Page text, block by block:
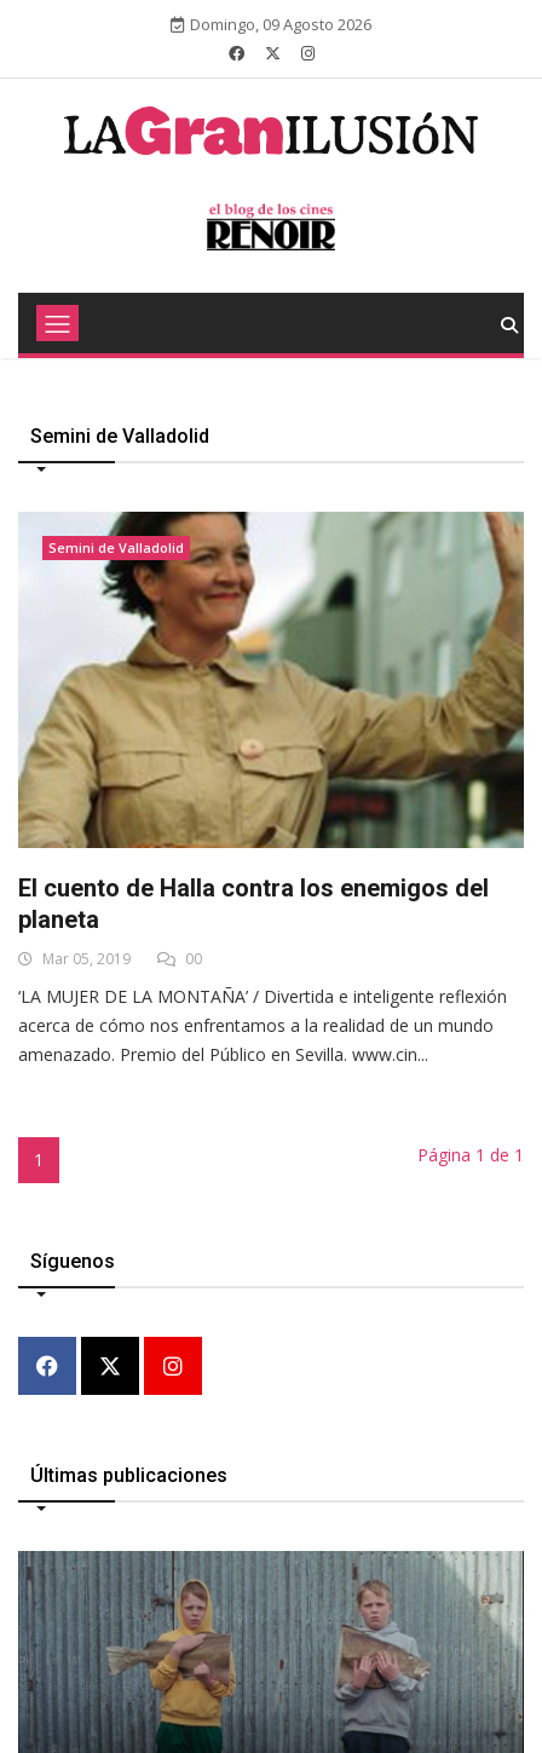
Domingo, 09 Agosto 2026
Semini de Valladolid
Semini de Valladolid
El cuento de Halla contra los enemigos del
planeta
Mar 05, 2019 00
‘LA MUJER DE LA MONTAÑA’ / Divertida e inteligente reflexión
acerca de cómo nos enfrentamos a la realidad de un mundo
amenazado. Premio del Público en Sevilla. www.cin...
1 Página 1 de 1
Síguenos
Últimas publicaciones